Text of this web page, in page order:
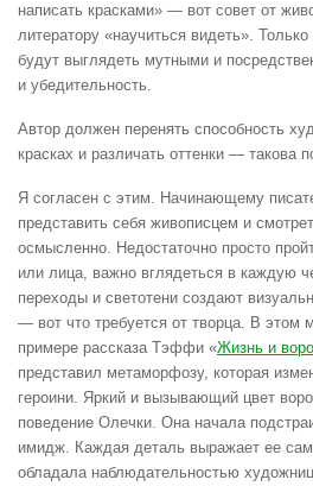
написать красками» — вот совет от
литератору «научиться видеть».
будут выглядеть мутными и
и убедительность.
Автор должен перенять способность
красках и различать оттенки — такова
Я согласен с этим. Начинающему
представить себя живописцем и
осмысленно. Недостаточно просто
или лица, важно вглядеться в каждую
переходы и светотени создают
— вот что требуется от творца. В этом
примере рассказа Тэффи «Жизнь и
представил метаморфозу, которая
героини. Яркий и вызывающий цвет
поведение Олечки. Она начала
имидж. Каждая деталь выражает ее
обладала наблюдательностью